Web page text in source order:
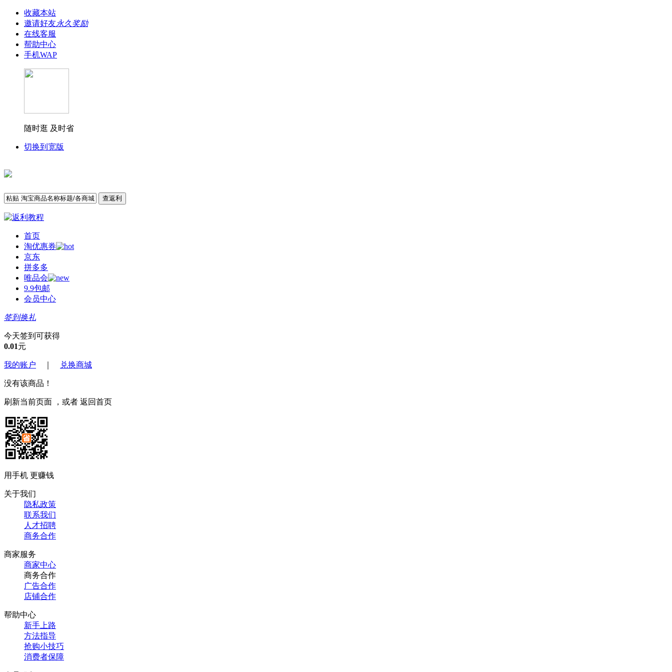
收藏本站
邀请好友永久奖励
在线客服
帮助中心
手机WAP
随时逛 及时省
切换到宽版
查返利
首页
淘优惠券
京东
拼多多
唯品会
9.9包邮
会员中心
签到换礼
今天签到可获得
0.01元
我的账户 兑换商城
没有该商品！
刷新当前页面 ，或者 返回首页
用手机 更赚钱
关于我们
隐私政策
联系我们
人才招聘
商务合作
商家服务
商家中心
商务合作
广告合作
店铺合作
帮助中心
新手上路
方法指导
抢购小技巧
消费者保障